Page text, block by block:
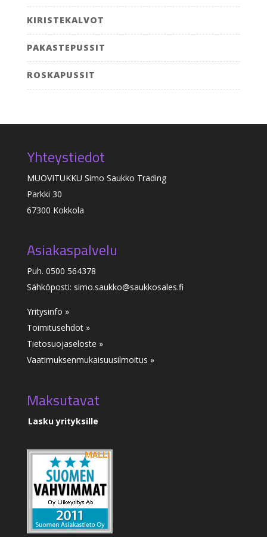
KIRISTEKALVOT
PAKASTEPUSSIT
ROSKAPUSSIT
Yhteystiedot
MUOVITUKKU Simo Saukko Trading
Parkki 30
67300 Kokkola
Asiakaspalvelu
Puh. 0500 564378
Sähköposti: simo.saukko@saukkosales.fi
Yritysinfo »
Toimitusehdot »
Tietosuojaseloste »
Vaatimuksenmukaisuusilmoitus »
Maksutavat
Lasku yrityksille